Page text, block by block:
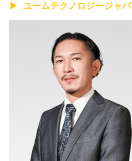
ユームテクノロジージャ